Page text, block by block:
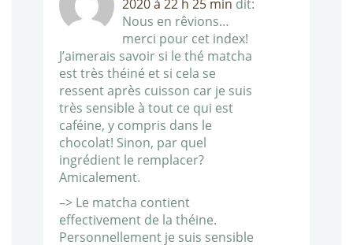
2020 à 22 h 25 min dit:
Nous en rêvions…
merci pour cet index!
J’aimerais savoir si le thé matcha
est très théiné et si cela se
ressent après cuisson car je suis
très sensible à tout ce qui est
caféine, y compris dans le
chocolat! Sinon, par quel
ingrédient le remplacer?
Amicalement.
–> Le matcha contient
effectivement de la théine.
Personnellement je suis sensible